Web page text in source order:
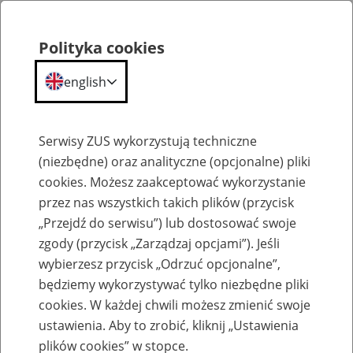
Szkolenia
Zaproś ZUS do siebie: Aktywni 50+
Polityka cookies
english
Serwisy ZUS wykorzystują techniczne
(niezbędne) oraz analityczne (opcjonalne) pliki
cookies. Możesz zaakceptować wykorzystanie
przez nas wszystkich takich plików (przycisk
„Przejdź do serwisu”) lub dostosować swoje
zgody (przycisk „Zarządzaj opcjami”). Jeśli
wybierzesz przycisk „Odrzuć opcjonalne”,
będziemy wykorzystywać tylko niezbędne pliki
cookies. W każdej chwili możesz zmienić swoje
ustawienia. Aby to zrobić, kliknij „Ustawienia
plików cookies” w stopce.